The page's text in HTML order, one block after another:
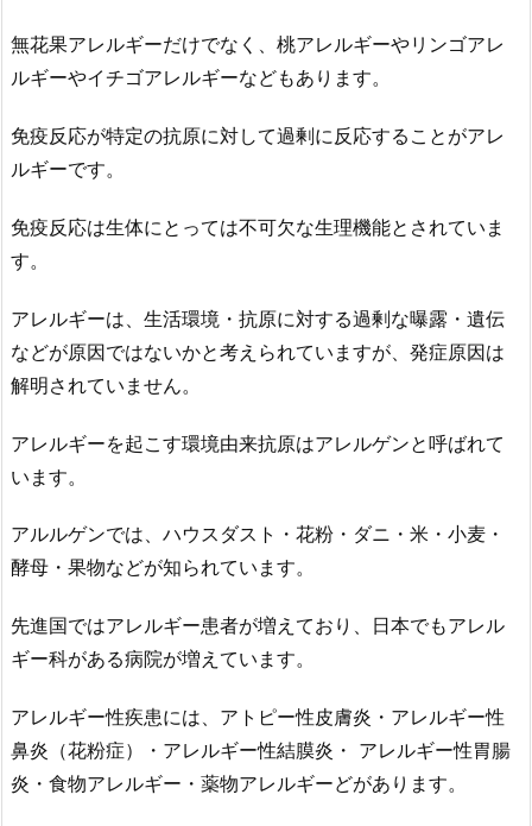
無花果アレルギーだけでなく、桃アレルギーやリンゴアレ
ルギーやイチゴアレルギーなどもあります。
免疫反応が特定の抗原に対して過剰に反応することがアレ
ルギーです。
免疫反応は生体にとっては不可欠な生理機能とされていま
す。
アレルギーは、生活環境・抗原に対する過剰な曝露・遺伝
などが原因ではないかと考えられていますが、発症原因は
解明されていません。
アレルギーを起こす環境由来抗原はアレルゲンと呼ばれて
います。
アルルゲンでは、ハウスダスト・花粉・ダニ・米・小麦・
酵母・果物などが知られています。
先進国ではアレルギー患者が増えており、日本でもアレル
ギー科がある病院が増えています。
アレルギー性疾患には、アトピー性皮膚炎・アレルギー性
鼻炎（花粉症）・アレルギー性結膜炎・ アレルギー性胃腸
炎・食物アレルギー・薬物アレルギーどがあります。